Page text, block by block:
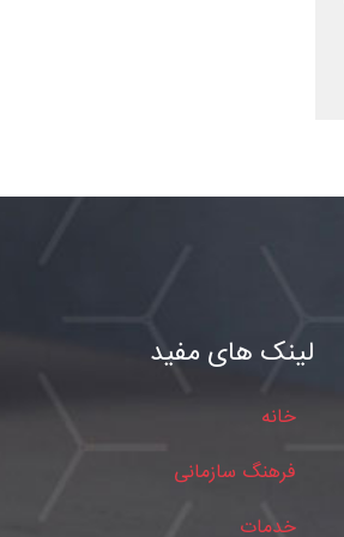
لینک های مفید
خانه
فرهنگ سازمانی
خدمات